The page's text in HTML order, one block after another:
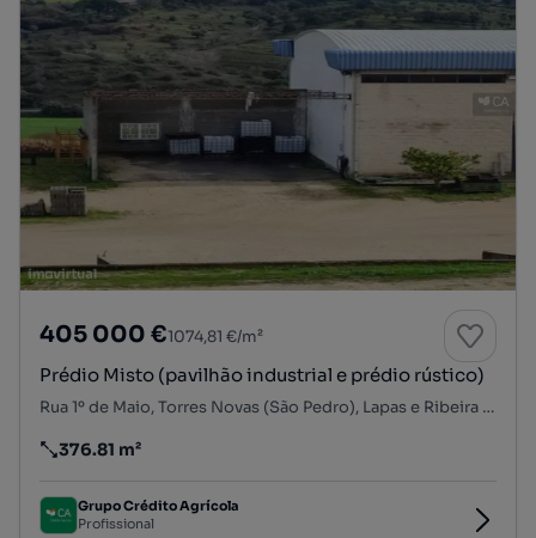
405 000 €1074,81 €/m²
Prédio Misto (pavilhão industrial e prédio rústico)
Rua 1º de Maio, Torres Novas (São Pedro), Lapas e Ribeira Branca, Torres Novas, Santarém
Preço por metro quadrado
376.81 m²
Grupo Crédito Agrícola
Profissional